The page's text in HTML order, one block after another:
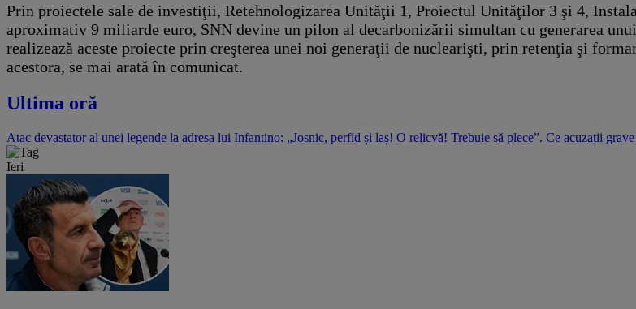
Prin proiectele sale de investiţii, Retehnologizarea Unităţii 1, Proiectul Unităţilor 3 şi 4,
aproximativ 9 miliarde euro, SNN devine un pilon al decarbonizării simultan cu generarea
realizează aceste proiecte prin creşterea unei noi generaţii de nuclearişti, prin retenţia şi
acestora, se mai arată în comunicat.
Ultima oră
Atac devastator al unei legende la adresa lui Infantino: „Josnic, perfid și laș! O relicvă! Trebuie să plece”. Ce acuzații
Ieri